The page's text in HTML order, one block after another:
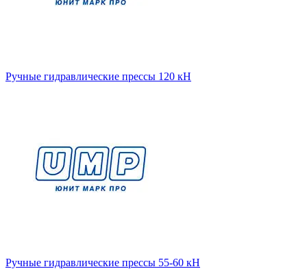
Ручные гидравлические прессы 120 кН
Ручные гидравлические прессы 55-60 кН